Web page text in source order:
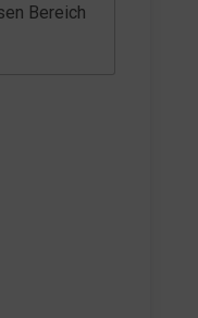
Bereich